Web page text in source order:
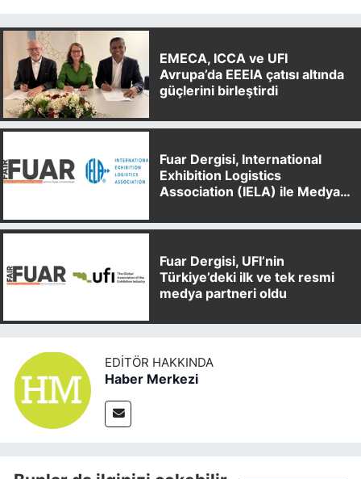
EMECA, ICCA ve UFI
Avrupa’da EEEIA çatısı altında
güçlerini birleştirdi
Fuar Dergisi, International
Exhibition Logistics
Association (IELA) ile Medya
Fuar Dergisi, UFI’nin
Türkiye’deki ilk ve tek resmi
medya partneri oldu
EDITÖR HAKKINDA
Haber Merkezi